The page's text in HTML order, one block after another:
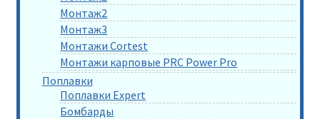
Монтаж2
Монтаж3
Монтажи Cortest
Монтажи карповые PRC Power Pro
Поплавки
Поплавки Expert
Бомбарды